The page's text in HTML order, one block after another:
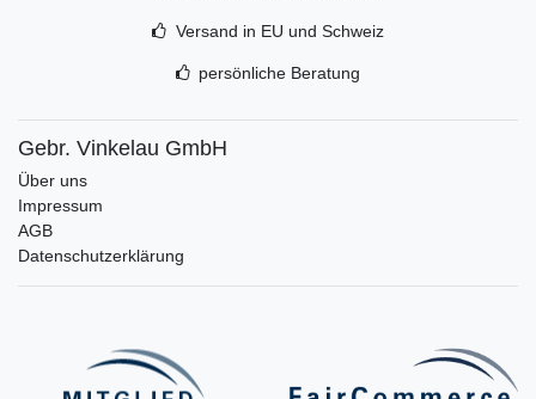
Versand in EU und Schweiz
persönliche Beratung
Gebr. Vinkelau GmbH
Über uns
Impressum
AGB
Datenschutzerklärung